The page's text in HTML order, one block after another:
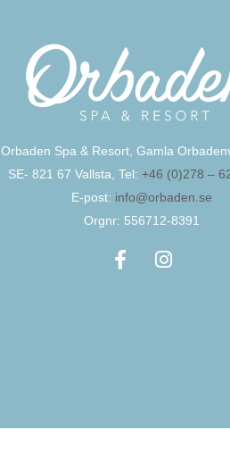
Orbaden Spa & Resort, Gamla
SE- 821 67 Vallsta, Tel:+46 (0)278 –
E-post: info@orbaden.se
Orgnr: 556712-8391